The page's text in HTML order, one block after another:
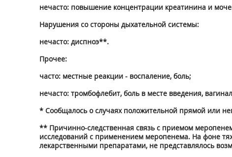
нечасто: повышение концентрации креатинина и
Нарушения со стороны дыхательной системы:
нечасто: диспноэ**.
Прочее:
часто: местные реакции - воспаление, боль;
нечасто: тромбофлебит, боль в месте введения,
* Сообщалось о случаях положительной прямой или
** Причинно-следственная связь с приемом
исследований с применением меропенема. На фоне
лекарственными препаратами, не представлялось